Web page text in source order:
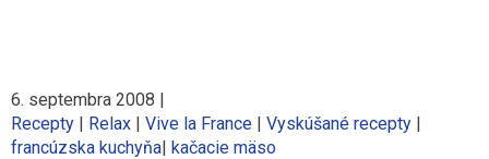
6. septembra 2008 |
Recepty | Relax | Vive la France | Vyskúšané recepty |
francúzska kuchyňa| kačacie mäso